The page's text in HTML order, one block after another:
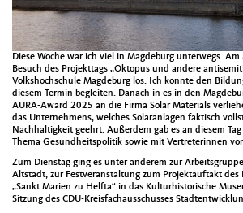
Diese Woche war ich viel in Magdeburg unterwegs.
Besuch des Projekttags „Oktopus und andere
Volkshochschule Magdeburg los. Ich konnte den
diesem Termin begleiten. Danach in es in den
AURA-Award 2025 an die Firma Solar Materials
das Unternehmens, welches Solaranlagen faktisch
Nachhaltigkeit geehrt. Außerdem gab es an diesem
Thema Gesundheitspolitik sowie mit Vertreterinnen
Zum Dienstag ging es unter anderem zur
Altstadt, zur Festveranstaltung zum Projektauftakt des
„Sankt Marien zu Helfta“ in das Kulturhistorische
Sitzung des CDU-Kreisfachausschusses